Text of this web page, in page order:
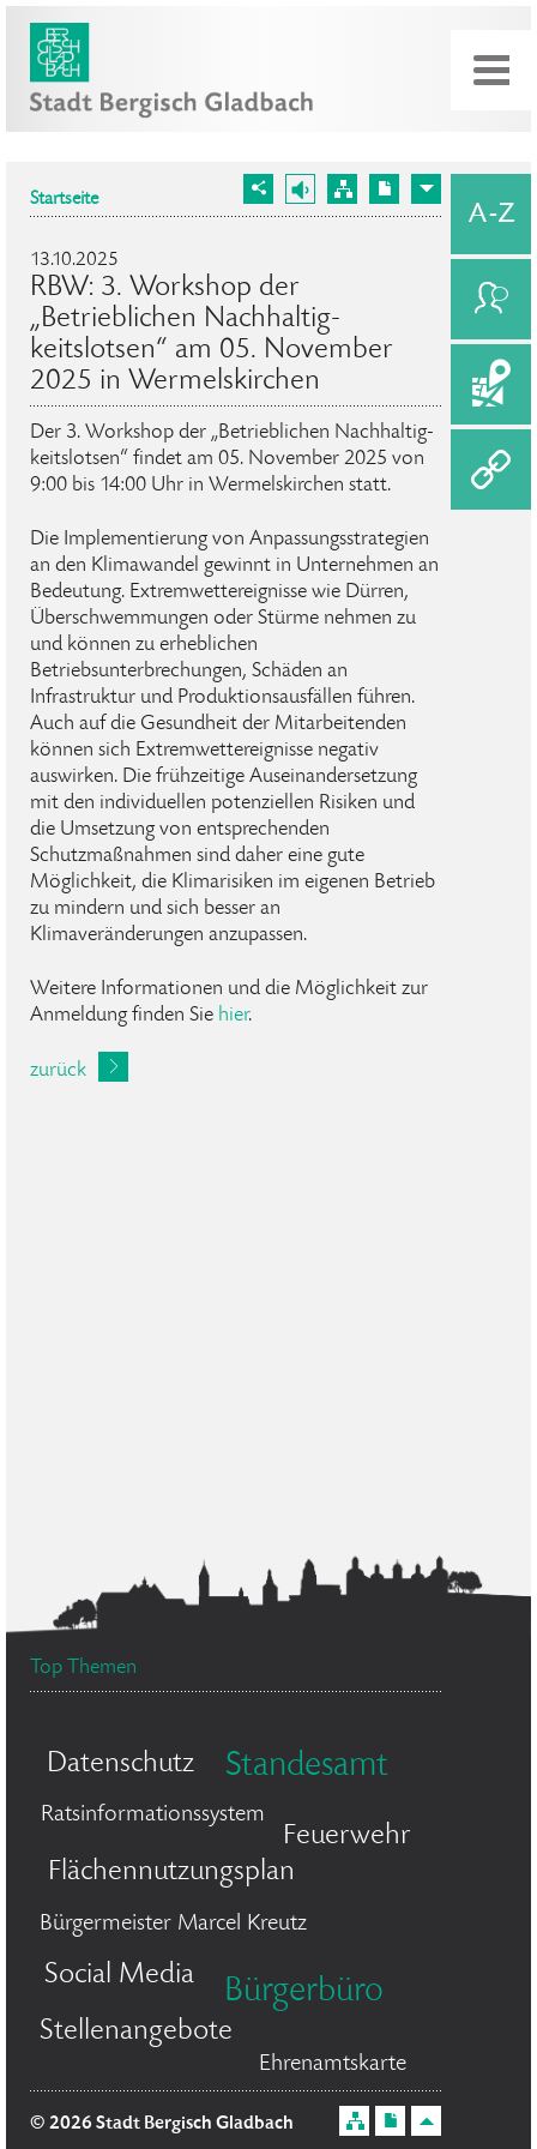
Startseite
13.10.2025
RBW: 3. Workshop der
„Betrieblichen Nachhaltig­
keitslotsen“ am 05. November
2025 in Wermelskirchen
Der 3. Workshop der „Betrieblichen Nachhaltig­
keitslotsen“ findet am 05. November 2025 von
9:00 bis 14:00 Uhr in Wermelskirchen statt.
Die Implementierung von Anpassungsstrategien
an den Klimawandel gewinnt in Unternehmen an
Bedeutung. Extremwettereignisse wie Dürren,
Überschwemmungen oder Stürme nehmen zu
und können zu erheblichen
Betriebsunterbrechungen, Schäden an
Infrastruktur und Produktionsausfällen führen.
Auch auf die Gesundheit der Mitarbeitenden
können sich Extremwettereignisse negativ
auswirken. Die frühzeitige Auseinandersetzung
mit den individuellen potenziellen Risiken und
die Umsetzung von entsprechenden
Schutzmaßnahmen sind daher eine gute
Möglichkeit, die Klimarisiken im eigenen Betrieb
zu mindern und sich besser an
Klimaveränderungen anzupassen.
Weitere Informationen und die Möglichkeit zur
Anmeldung finden Sie hier.
zurück
Top Themen
Datenschutz Standesamt
Ratsinformationssystem
Feuerwehr
Flächennutzungsplan
Bürgermeister Marcel Kreutz
Social Media Bürgerbüro
Stellenangebote
Ehrenamtskarte
© 2026 Stadt Bergisch Gladbach